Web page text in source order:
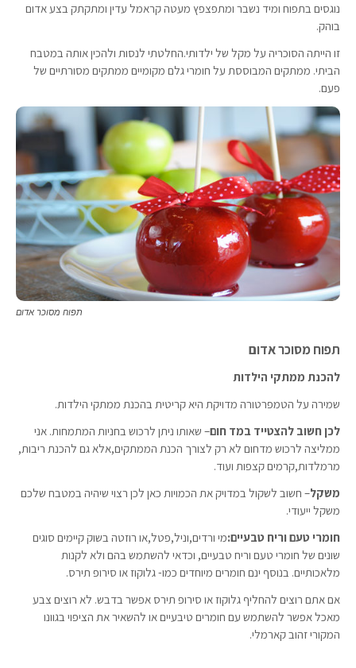
נוגסים בתפוח ומיד נשבר ומתפצפץ מעטה קראמל עדין ומתקתק בצע אדום
בוהק.
זו הייתה הסוכריה על מקל של ילדותי.החלטתי לנסות ולהכין אותה במטבח
הביתי. ממתקים המבוססת על חומרי גלם מקומיים ממתקים מסורתיים של
פעם.
תפוח מסוכר אדום
תפוח מסוכר אדום
להכנת ממתקי הילדות
שמירה על הטמפרטורה מדויקת היא קריטית בהכנת ממתקי הילדות.
לכן חשוב להצטייד במד חום– שאותו ניתן לרכוש בחניות המתמחות. אני
ממליצה לרכוש מדחום לא רק לצורך הכנת הממתקים,אלא גם להכנת ריבות,
מרמלדות,קרמים קצפות ועוד.
משקל– חשוב לשקול במדויק את הכמויות כאן לכן רצוי שיהיה במטבח שלכם
משקל ייעודי.
חומרי טעם וריח טבעיים:מי ורדים,וניל,פטל,או רוזטה בשוק קיימים סוגים
שונים של חומרי טעם וריח טבעיים, וכדאי להשתמש בהם ולא לקנות
מלאכותיים. בנוסף ינם חומרים מיוחדים כמו- גלוקוז או סירופ תירס.
אם אתם רוצים להחליף גלוקוז או סירופ תירס אפשר בדבש. לא רוצים צבע
מאכל אפשר להשתמש עם חומרים טיבעיים או להשאיר את הציפוי בגוונו
המקורי זהוב קארמלי.